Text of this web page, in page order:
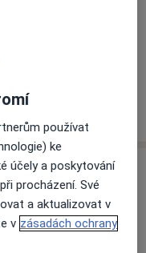
nejsou k dispozici
žádné informace o
používat
ke
účely a poskytování
procházení. Své
a aktualizovat v
v zásadách ochrany